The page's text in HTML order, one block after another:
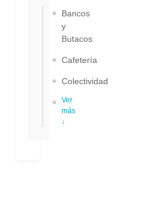
Bancos
y
Butacos
Cafetería
Colectividad
Ver
más
↓